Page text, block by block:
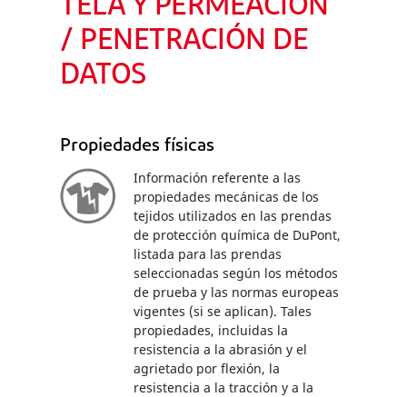
TELA Y PERMEACIÓN
/ PENETRACIÓN DE
DATOS
Propiedades físicas
Información referente a las
propiedades mecánicas de los
tejidos utilizados en las prendas
de protección química de DuPont,
listada para las prendas
seleccionadas según los métodos
de prueba y las normas europeas
vigentes (si se aplican). Tales
propiedades, incluidas la
resistencia a la abrasión y el
agrietado por flexión, la
resistencia a la tracción y a la